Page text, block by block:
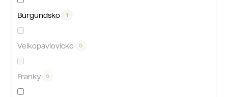
Burgundsko 1
Velkopavlovicko 0
Franky 0